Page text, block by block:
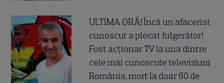
ULTIMA ORĂ! Încă un afacerist
cunoscut a plecat fulgerător!
Fost acționar TV la una dintre
cele mai cunoscute televiziuni
România, mort la doar 60 de